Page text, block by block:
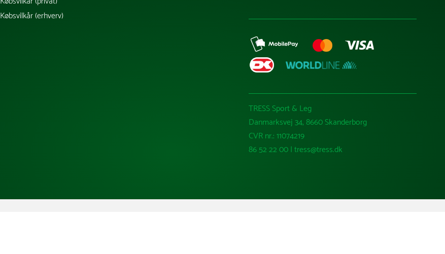
Købsvilkår (erhverv)
TRESS Sport & Leg
Danmarksvej 34, 8660 Skanderborg
CVR nr.: 11074219
86 52 22 00 | tress@tress.dk